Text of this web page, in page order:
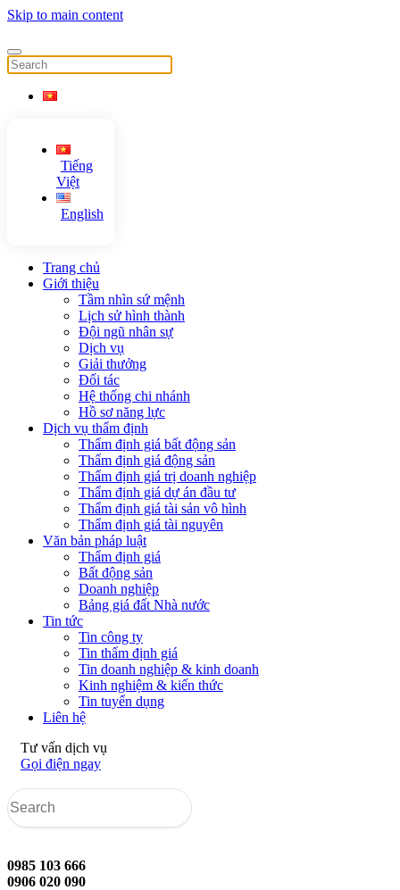
Skip to main content
Tiếng
Việt
English
Trang chủ
Giới thiệu
Tầm nhìn sứ mệnh
Lịch sử hình thành
Đội ngũ nhân sự
Dịch vụ
Giải thưởng
Đối tác
Hệ thống chi nhánh
Hồ sơ năng lực
Dịch vụ thẩm định
Thẩm định giá bất động sản
Thẩm định giá động sản
Thẩm định giá trị doanh nghiệp
Thẩm định giá dự án đầu tư
Thẩm định giá tài sản vô hình
Thẩm định giá tài nguyên
Văn bản pháp luật
Thẩm định giá
Bất động sản
Doanh nghiệp
Bảng giá đất Nhà nước
Tin tức
Tin công ty
Tin thẩm định giá
Tin doanh nghiệp & kinh doanh
Kinh nghiệm & kiến thức
Tin tuyển dụng
Liên hệ
Tư vấn dịch vụ
Gọi điện ngay
0985 103 666
0906 020 090